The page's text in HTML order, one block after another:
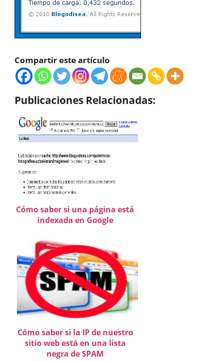
Compartir este artículo
Publicaciones Relacionadas:
Cómo saber si una página está
indexada en Google
Cómo saber si la IP de nuestro
sitio web está en una lista
negra de SPAM